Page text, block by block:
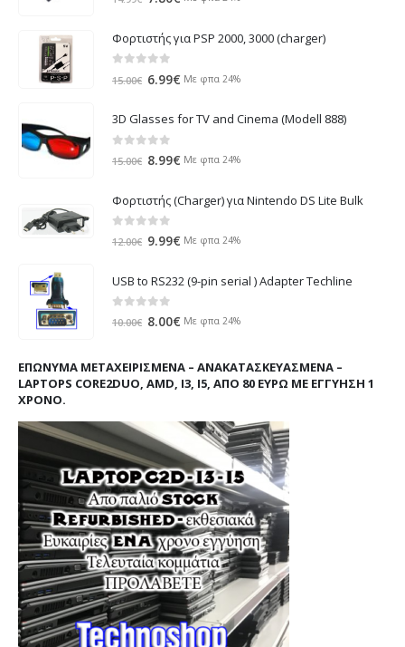
was:
14.99€.
τιμή
Φορτιστής για PSP 2000, 3000 (charger)
out of 5
15.00€ Original
was:
15.00€.
6.99€ Η
τιμή
Με φπα 24%
3D Glasses for TV and Cinema (Modell 888)
out of 5
15.00€ Original
was:
15.00€.
8.99€ Η
τιμή
είναι:
Με φπα 24%
Φορτιστής (Charger) για Nintendo DS Lite Bulk
out of 5
12.00€ Original
was:
12.00€.
9.99€ Η
τιμή
είναι:
Με φπα 24%
USB to RS232 (9-pin serial ) Adapter Techline
out of 5
10.00€ Original
10.00€.
8.00€ Η
είναι:
8.00€.
Με φπα 24%
ΕΠΏΝΥΜΑ ΜΕΤΑΧΕΙΡΙΣΜΈΝΑ – ΑΝΑΚΑΤΑΣΚΕΥΑΣΜΈΝΑ –
LAPTOPS CORE2DUO, AMD, I3, I5, ΑΠΌ 80 ΕΥΡΏ ΜΕ ΕΓΓΎΗΣΗ 1
ΧΡΌΝΟ.